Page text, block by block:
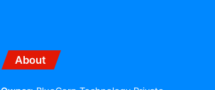
About